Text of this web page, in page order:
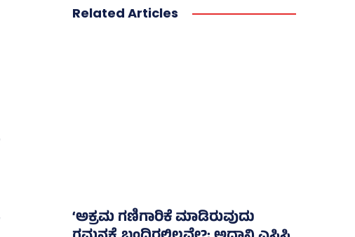
Related Articles
‘ಅಕ್ರಮ ಗಣಿಗಾರಿಕೆ ಮಾಡಿರುವುದು